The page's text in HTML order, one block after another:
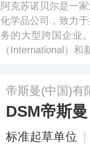
阿克苏诺贝尔是一
化学品公司，致力
务的大型跨国企业
（International）
遍布全球上百个国
帝斯曼(中国)有
DSM帝斯曼
标准起草单位 |